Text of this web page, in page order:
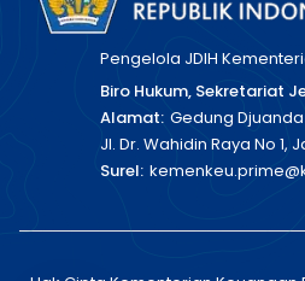
Pengelola JDIH
Biro Hukum, Sekretariat
Alamat: Gedung Djuanda
Jl. Dr. Wahidin Raya No 1,
Surel: